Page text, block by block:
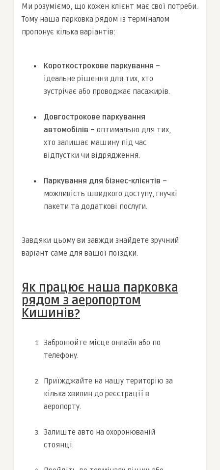
Ми розуміємо, що кожен клієнт має свої потреби.
Тому наша парковка рядом із терміналом
пропонує кілька варіантів:
Короткострокове паркування –
ідеальне рішення для тих, хто
зустрічає або проводжає пасажирів.
Довгострокове паркування
автомобілів – оптимально для тих,
хто залишає машину під час
відпустки чи відрядження.
Паркування для бізнес-клієнтів –
можливість швидкого доступу, гнучкі
пакети та додаткові послуги.
Завдяки цьому ви завжди знайдете зручний
варіант саме для вашої поїздки.
Як працює наша парковка
рядом з аеропортом
Кишинів?
Забронюйте місце онлайн або по
телефону.
Приїжджайте на нашу територію за
кілька хвилин до реєстрації в
аеропорту.
Залиште авто на охоронюваній
стоянці.